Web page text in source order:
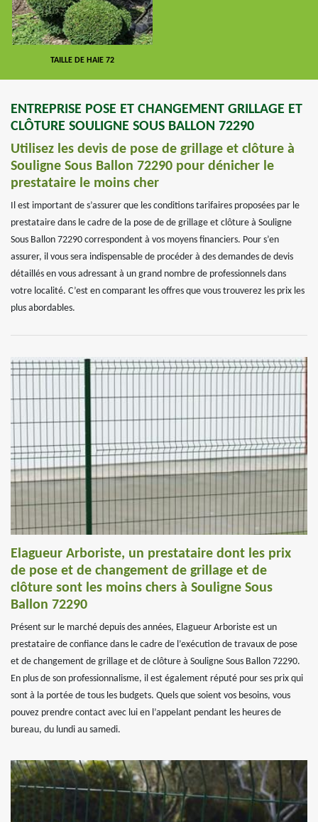
TAILLE DE HAIE 72
ENTREPRISE POSE ET CHANGEMENT GRILLAGE ET
CLÔTURE SOULIGNE SOUS BALLON 72290
Utilisez les devis de pose de grillage et clôture à
Souligne Sous Ballon 72290 pour dénicher le
prestataire le moins cher
Il est important de s’assurer que les conditions tarifaires proposées par le
prestataire dans le cadre de la pose de de grillage et clôture à Souligne
Sous Ballon 72290 correspondent à vos moyens financiers. Pour s’en
assurer, il vous sera indispensable de procéder à des demandes de devis
détaillés en vous adressant à un grand nombre de professionnels dans
votre localité. C’est en comparant les offres que vous trouverez les prix les
plus abordables.
Elagueur Arboriste, un prestataire dont les prix
de pose et de changement de grillage et de
clôture sont les moins chers à Souligne Sous
Ballon 72290
Présent sur le marché depuis des années, Elagueur Arboriste est un
prestataire de confiance dans le cadre de l’exécution de travaux de pose
et de changement de grillage et de clôture à Souligne Sous Ballon 72290.
En plus de son professionnalisme, il est également réputé pour ses prix qui
sont à la portée de tous les budgets. Quels que soient vos besoins, vous
pouvez prendre contact avec lui en l’appelant pendant les heures de
bureau, du lundi au samedi.